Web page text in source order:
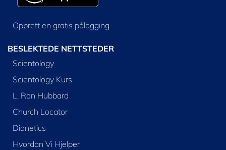
Opprett en gratis pålogging
BESLEKTEDE NETTSTEDER
Scientology
Scientology Kurs
L. Ron Hubbard
Church Locator
Dianetics
Hvordan Vi Hjelper